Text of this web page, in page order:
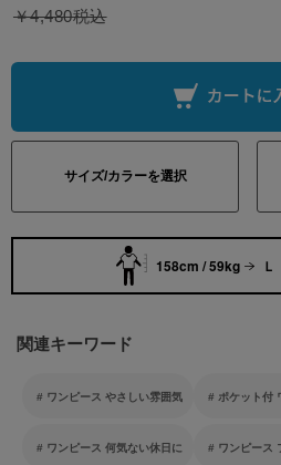
￥4,480税込
サイズ/カラーを選択
158cm / 59kg Ｌ
関連キーワード
ワンピース やさしい雰囲気 ポケット付
ワンピース 何気ない休日に ワンピース